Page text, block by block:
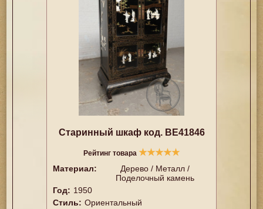
Старинный шкаф код. BE41846
Рейтинг товара ★★★★★
Материал:
Дерево / Металл /
Поделочный камень
Год: 1950
Стиль: Ориентальный